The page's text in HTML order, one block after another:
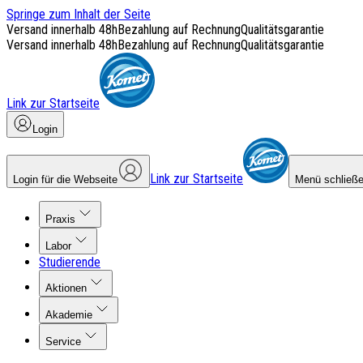
Springe zum Inhalt der Seite
Versand innerhalb 48hBezahlung auf RechnungQualitätsgarantie
Versand innerhalb 48hBezahlung auf RechnungQualitätsgarantie
Link zur Startseite
Login
Login für die Webseite Link zur Startseite Menü
Praxis
Labor
Studierende
Aktionen
Akademie
Service